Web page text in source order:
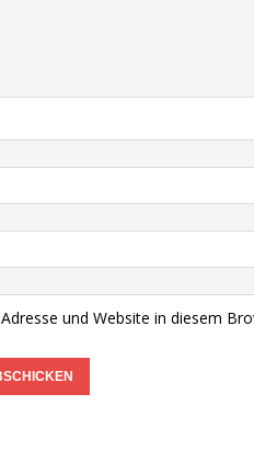
und Website in diesem